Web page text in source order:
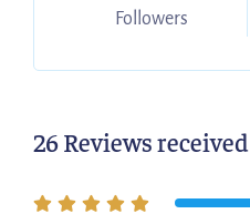
Followers
26 Reviews received